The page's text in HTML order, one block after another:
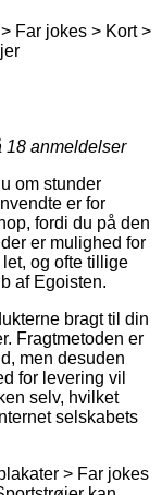
Far jokes > Kort >
18 anmeldelser
om stunder
er for
fordi du på den
er mulighed for
og ofte tillige
af Egoisten.
bragt til din
Fragtmetoden er
men desuden
for levering vil
selv, hvilket
selskabets
> Far jokes